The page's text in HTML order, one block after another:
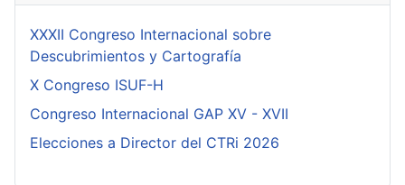
XXXII Congreso Internacional sobre
Descubrimientos y Cartografía
X Congreso ISUF-H
Congreso Internacional GAP XV - XVII
Elecciones a Director del CTRi 2026